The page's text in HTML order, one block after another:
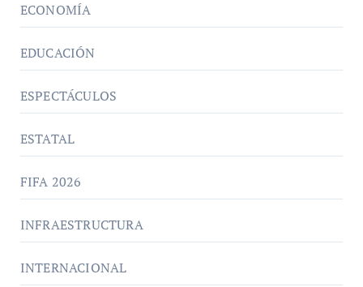
ECONOMÍA
EDUCACIÓN
ESPECTÁCULOS
ESTATAL
FIFA 2026
INFRAESTRUCTURA
INTERNACIONAL